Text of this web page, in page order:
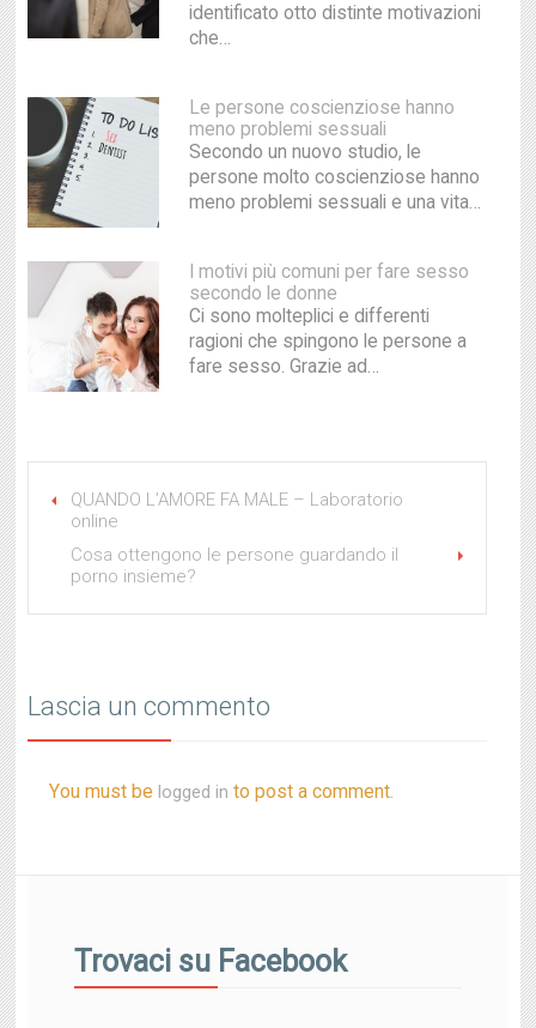
identificato otto distinte motivazioni
che…
Le persone coscienziose hanno
meno problemi sessuali
Secondo un nuovo studio, le
persone molto coscienziose hanno
meno problemi sessuali e una vita…
I motivi più comuni per fare sesso
secondo le donne
Ci sono molteplici e differenti
ragioni che spingono le persone a
fare sesso. Grazie ad…
QUANDO L’AMORE FA MALE – Laboratorio
online
Cosa ottengono le persone guardando il
porno insieme?
Lascia un commento
You must be logged in to post a comment.
Trovaci su Facebook